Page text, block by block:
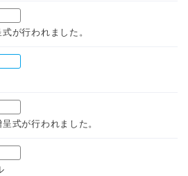
が行われました。
式が行われました。